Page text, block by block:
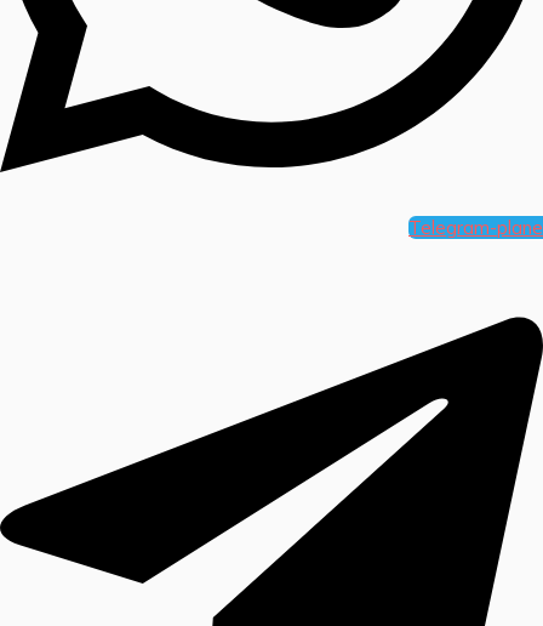
Telegram-plane